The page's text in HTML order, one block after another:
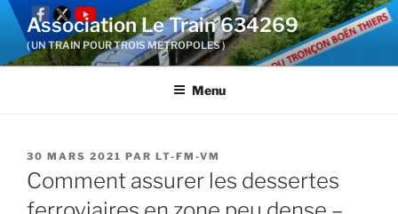
Aller
contenu
Association Le Train 634269
( UN TRAIN POUR TROIS METROPOLES )
Menu
PUBLIÉ
LE
30 MARS 2021 PAR LT-FM-VM
Comment assurer les dessertes